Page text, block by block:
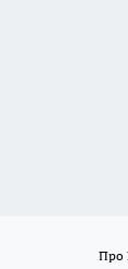
Про